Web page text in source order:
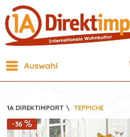
Auswahl
1A DIREKTIMPORT \ TEPPICHE
-36